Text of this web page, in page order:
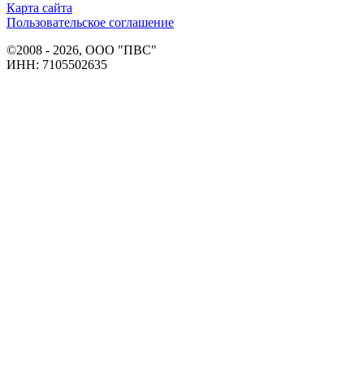
Карта сайта
Пользовательское соглашение
©2008 - 2026, ООО "ПВС"
ИНН: 7105502635